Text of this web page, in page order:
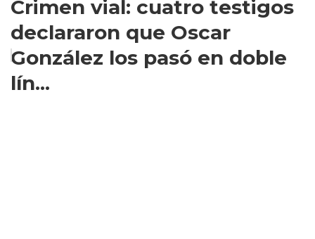
Crimen vial: cuatro testigos
declararon que Oscar
González los pasó en doble
lín...